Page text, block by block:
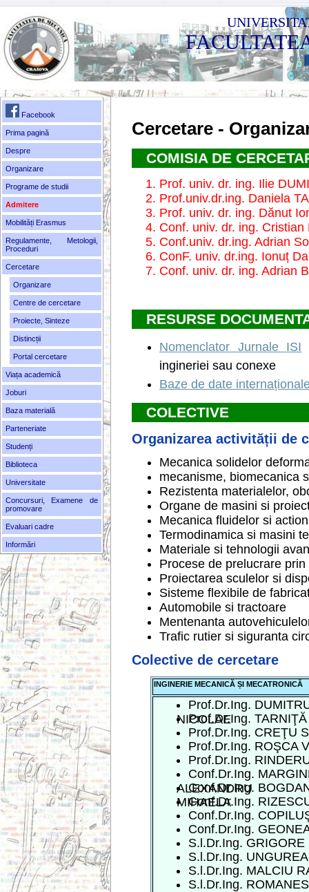
Facebook
Prima pagină
Despre
Organizare
Programe de studii
Admitere
Mobilități Erasmus
Regulamente, Metologii,
Proceduri
Cercetare
Organizare
Centre de cercetare
Proiecte, Sinteze
Distincții
Portal cercetare
Viața academică
Joburi
Baza materială
Parteneriate
Studenți
Biblioteca
Universitate
Concursuri, Examene de
promovare
Evaluari cadre
Informări
Cercetare -
COMISIA DE
Prof. univ. dr. ing. Ilie
Prof.univ.dr.ing. Daniela
Prof. univ. dr. ing. Dănut
Conf. univ. dr. ing.
Conf.univ. dr.ing. Adrian
ConF. univ. dr.ing. Ionuț
Conf. univ. dr. ing. Adrian
RESURSE
Nomenclator Jurnale ISI
ingineriei sau conexe
Baze de date
COLECTIVE
Organizarea activității de
Mecanica solidelor
mecanisme, biomecanica
Rezistenta materialelor,
Organe de masini si
Mecanica fluidelor si
Termodinamica si masini
Materiale si tehnologii
Procese de prelucrare
Proiectarea sculelor si
Sisteme flexibile de
Automobile si tractoare
Mentenanta
Trafic rutier si siguranta
Colective de cercetare
INGINERIE MECANICĂ ȘI MECATRONICĂ
Prof.Dr.Ing.
NICOLAE
Prof.Dr.Ing.
Prof.Dr.Ing. CREŢU
Prof.Dr.Ing. ROŞCA
Prof.Dr.Ing.
Conf.Dr.Ing.
ALEXANDRU
Conf.Dr.Ing.
MIHAELA
Conf.Dr.Ing.
Conf.Dr.Ing.
Conf.Dr.Ing.
S.l.Dr.Ing. GRIGORE
S.l.Dr.Ing.
S.l.Dr.Ing. MALCIU
S.l.Dr.Ing.